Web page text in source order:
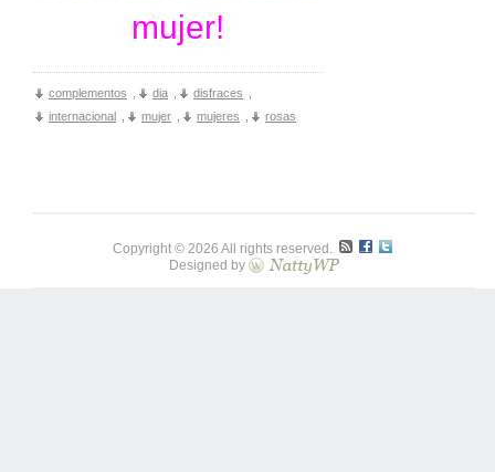
mujer!
complementos dia disfraces
internacional
mujer mujeres rosas
Copyright © 2026 All rights reserved.
Designed by